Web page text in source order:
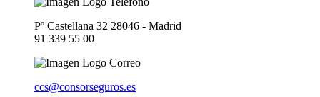
Pº Castellana 32 28046 - Madrid
91 339 55 00
ccs@consorseguros.es